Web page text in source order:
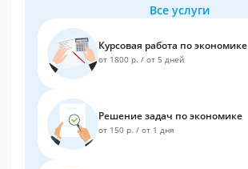
Все услуги
Курсовая работа по экономике
от 1800 р. / от 5 дней
Решение задач по экономике
от 150 р. / от 1 дня